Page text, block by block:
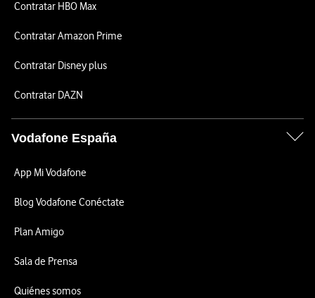
Contratar HBO Max
Contratar Amazon Prime
Contratar Disney plus
Contratar DAZN
Vodafone España
App Mi Vodafone
Blog Vodafone Conéctate
Plan Amigo
Sala de Prensa
Quiénes somos